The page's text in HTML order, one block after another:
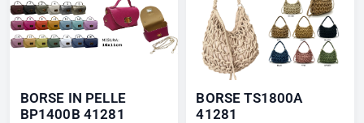
BORSE IN PELLE
BP1400B 41281
BORSE TS1800A
41281